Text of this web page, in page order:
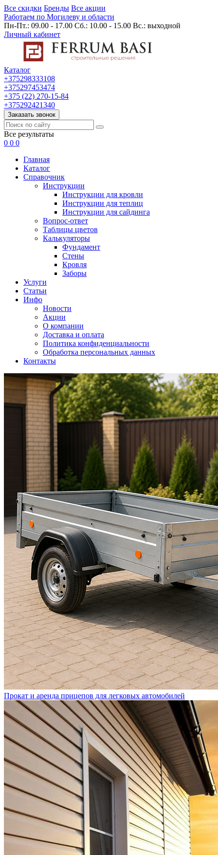
Все скидки Бренды Все акции
Работаем по Могилеву и области
Пн-Пт.: 09.00 - 17.00 Сб.: 10.00 - 15.00 Вс.: выходной
Личный кабинет
Каталог
+375298333108
+375297453474
+375 (22) 270-15-84
+375292421340
Заказать звонок
Все результаты
0 0 0
Главная
Каталог
Cправочник
Инструкции
Инструкции для кровли
Инструкции для теплиц
Инструкции для сайдинга
Вопрос-ответ
Таблицы цветов
Калькуляторы
Фундамент
Стены
Кровля
Заборы
Услуги
Статьи
Инфо
Новости
Акции
О компании
Доставка и оплата
Политика конфиденциальности
Обработка персональных данных
Контакты
Прокат и аренда прицепов для легковых автомобилей